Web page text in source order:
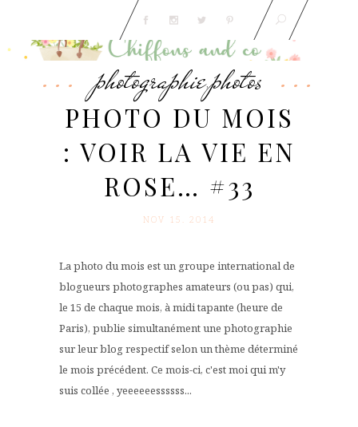
photographie,photos
PHOTO DU MOIS
: VOIR LA VIE EN
ROSE… #33
NOV 15. 2014
La photo du mois est un groupe international de
blogueurs photographes amateurs (ou pas) qui,
le 15 de chaque mois, à midi tapante (heure de
Paris), publie simultanément une photographie
sur leur blog respectif selon un thème déterminé
le mois précédent. Ce mois-ci, c'est moi qui m'y
suis collée , yeeeeeessssss...